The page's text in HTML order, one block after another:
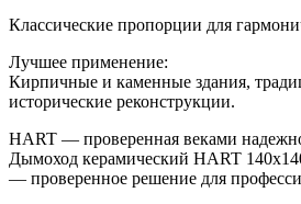
Классические пропорции для
Лучшее применение:
Кирпичные и каменные здания,
исторические реконструкции.
HART — проверенная веками
Дымоход керамический HART
— проверенное решение для